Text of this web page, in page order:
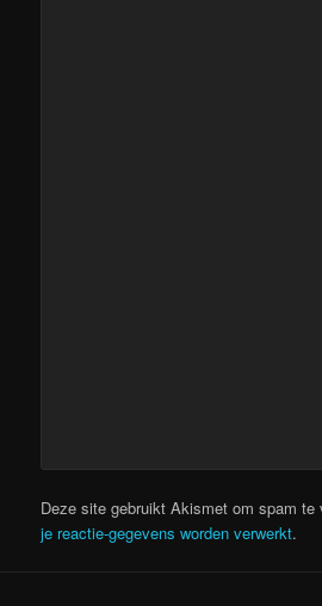
Deze site gebruikt Akismet om spam te
je reactie-gegevens worden verwerkt.